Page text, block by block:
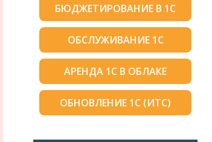
БЮДЖЕТИРОВАНИЕ В 1С
ОБСЛУЖИВАНИЕ 1С
АРЕНДА 1С В ОБЛАКЕ
ОБНОВЛЕНИЕ 1С (ИТС)